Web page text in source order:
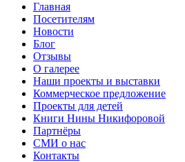
Главная
Посетителям
Новости
Блог
Отзывы
О галерее
Наши проекты и выставки
Коммерческое предложение
Проекты для детей
Книги Нины Никифоровой
Партнёры
СМИ о нас
Контакты